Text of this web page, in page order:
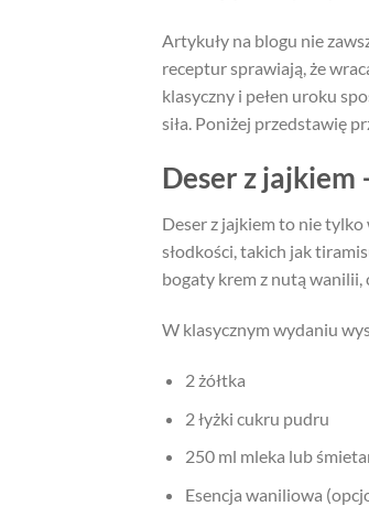
Artykuły na blogu nie
receptur sprawiają, że
klasyczny i pełen uroku
siła. Poniżej przedstawię
Deser z jajkiem
Deser z jajkiem to nie
słodkości, takich jak
bogaty krem z nutą wanilii,
W klasycznym wydaniu
2 żółtka
2 łyżki cukru pudru
250 ml mleka lub
Esencja waniliowa